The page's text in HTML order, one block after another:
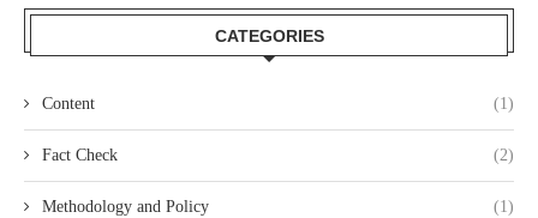
CATEGORIES
Content (1)
Fact Check (2)
Methodology and Policy (1)